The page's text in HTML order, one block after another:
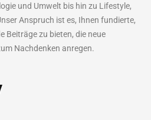
und Umwelt bis hin zu Lifestyle,
Anspruch ist es, Ihnen fundierte,
Beiträge zu bieten, die neue
Nachdenken anregen.